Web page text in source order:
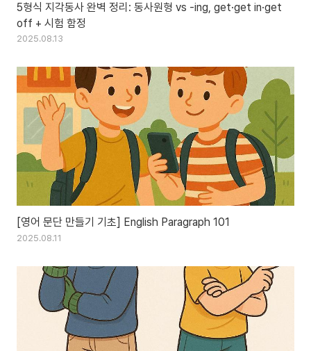
5형식 지각동사 완벽 정리: 동사원형 vs -ing, get·get in·get
off + 시험 함정
2025.08.13
[영어 문단 만들기 기초] English Paragraph 101
2025.08.11